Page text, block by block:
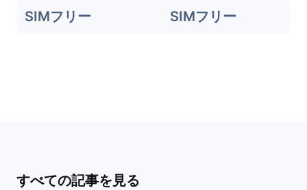
SIMフリー SIMフリー
すべての記事を見る